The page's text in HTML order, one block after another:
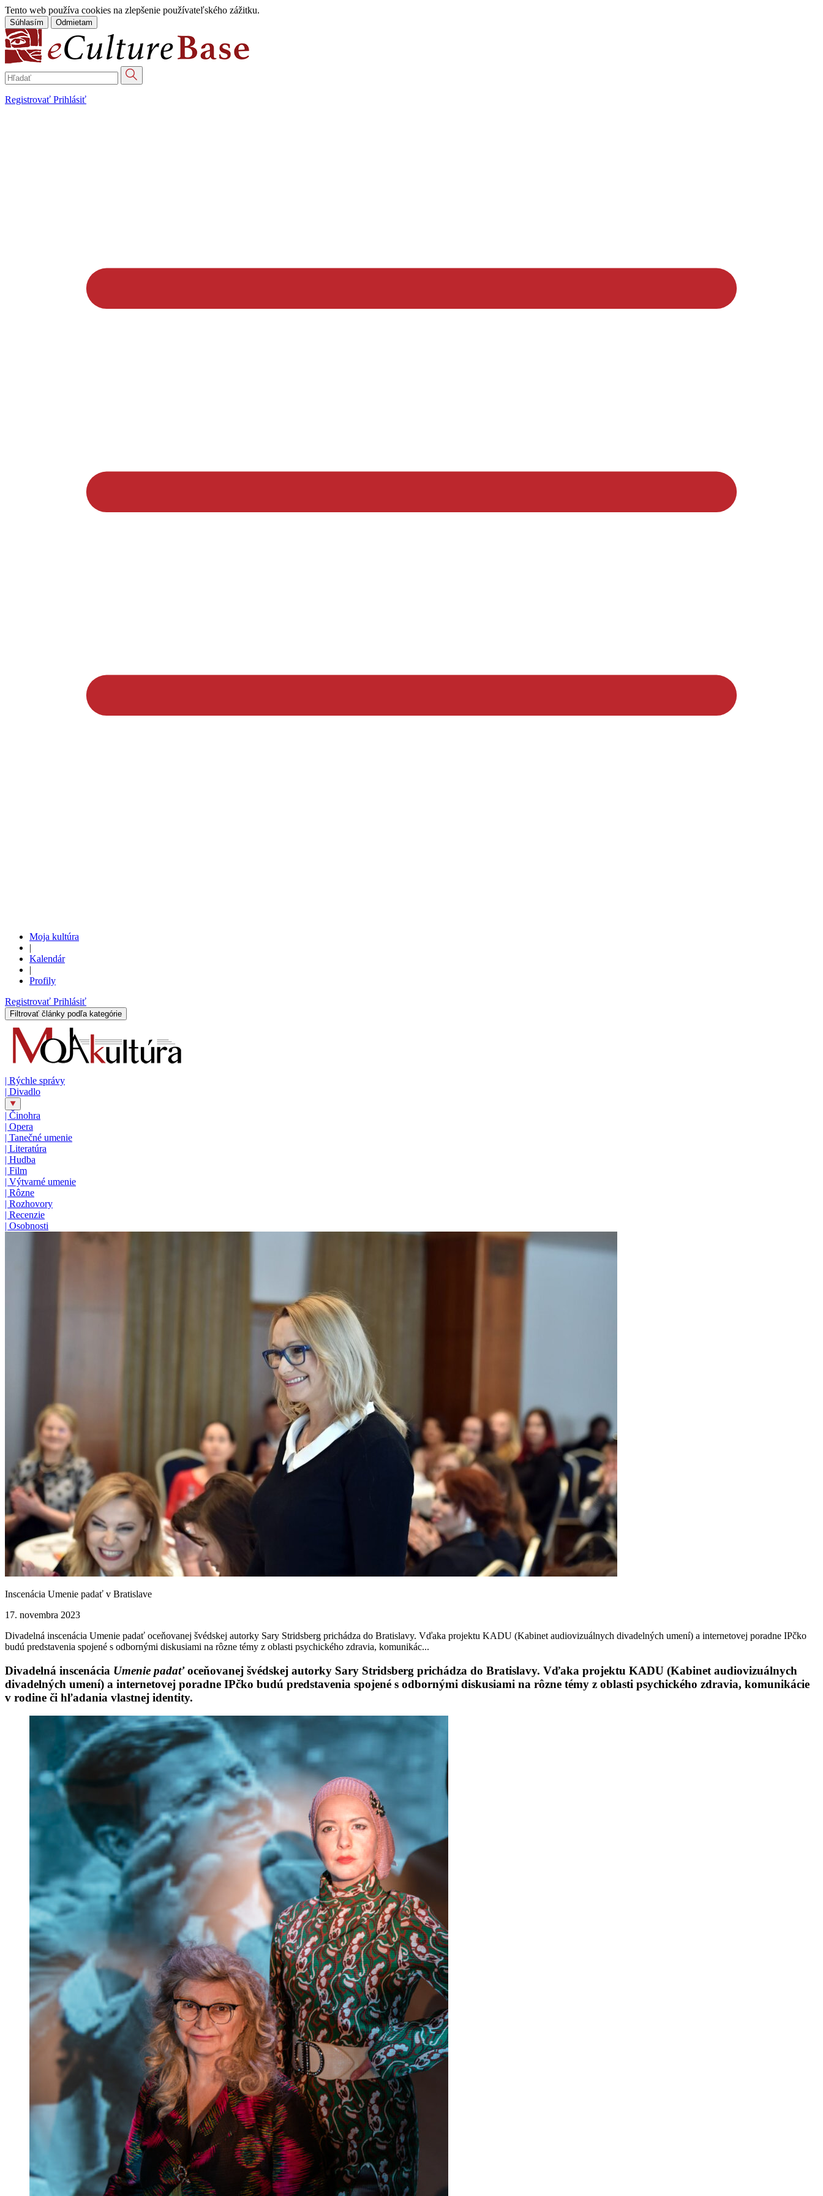
Tento web používa cookies na zlepšenie používateľského zážitku.
Súhlasím Odmietam
Registrovať Prihlásiť
Moja kultúra
|
Kalendár
|
Profily
Registrovať Prihlásiť
Filtrovať články podľa kategórie
| Rýchle správy
| Divadlo
| Činohra
| Opera
| Tanečné umenie
| Literatúra
| Hudba
| Film
| Výtvarné umenie
| Rôzne
| Rozhovory
| Recenzie
| Osobnosti
Inscenácia Umenie padať v Bratislave
17. novembra 2023
Divadelná inscenácia Umenie padať oceňovanej švédskej autorky Sary Stridsberg prichádza do Bratislavy. Vďaka projektu KADU (Kabinet audiovizuálnych divadelných umení) a internetovej poradne IPčko
budú predstavenia spojené s odbornými diskusiami na rôzne témy z oblasti psychického zdravia, komunikác...
Divadelná inscenácia Umenie padaťoceňovanej švédskej autorky Sary Stridsberg prichádza do Bratislavy. Vďaka projektu KADU (Kabinet audiovizuálnych
divadelných umení) a internetovej poradne IPčko budú predstavenia spojené s odbornými diskusiami na rôzne témy z oblasti psychického zdravia, komunikácie
v rodine či hľadania vlastnej identity.